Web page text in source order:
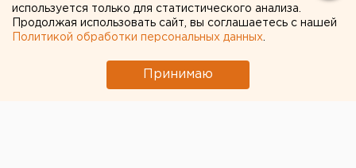
используется только для статистического анализа.
Продолжая использовать сайт, вы соглашаетесь с нашей
Политикой обработки персональных данных
Принимаю